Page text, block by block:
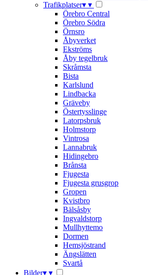
Trafikplatser▾ ▾
Örebro Central
Örebro Södra
Örnsro
Åbyverket
Ekströms
Åby tegelbruk
Skråmsta
Bista
Karlslund
Lindbacka
Gräveby
Östertysslinge
Latorpsbruk
Holmstorp
Vintrosa
Lannabruk
Hidingebro
Brånsta
Fjugesta
Fjugesta grusgrop
Gropen
Kvistbro
Bälsåsby
Ingvaldstorp
Mullhyttemo
Dormen
Hemsjöstrand
Ängslätten
Svartå
Bilder▾ ▾